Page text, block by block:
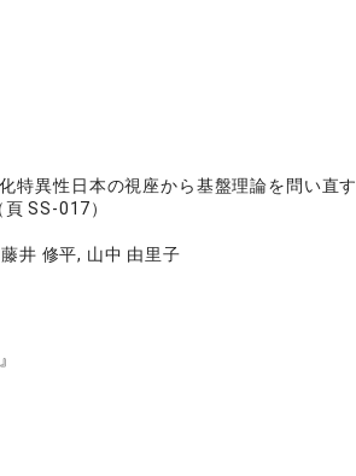
特異性日本の視座から基盤理論を問い直す
SS-017）
井 修平, 山中 由里子